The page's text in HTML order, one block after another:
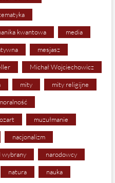
kwantowa media
mesjasz
Michał Wojciechowicz
mity mity religijne
muzułmanie
nacjonalizm
wybrany narodowcy
natura nauka